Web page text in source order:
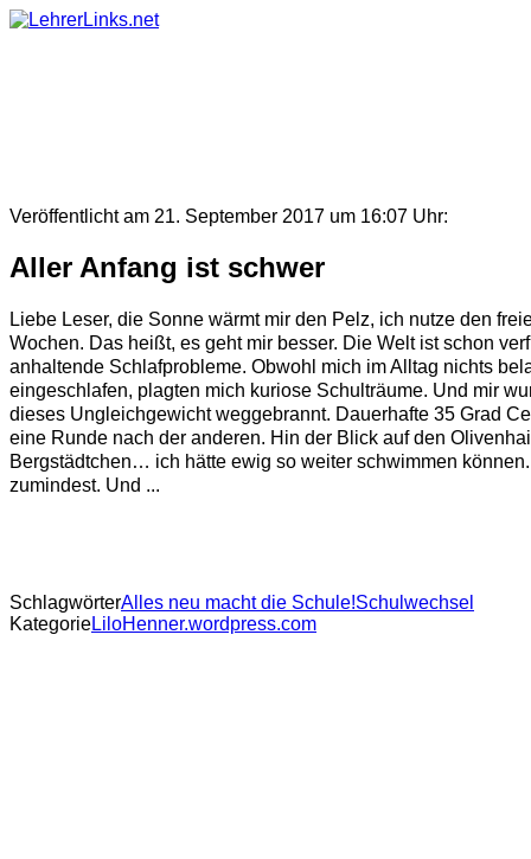
Skip
Veröffentlicht am 21. September 2017 um 16:07 Uhr:
Aller Anfang ist schwer
Liebe Leser, die Sonne wärmt mir den Pelz, ich nutze den
Wochen. Das heißt, es geht mir besser. Die Welt ist schon
anhaltende Schlafprobleme. Obwohl mich im Alltag nichts
eingeschlafen, plagten mich kuriose Schulträume. Und mir
dieses Ungleichgewicht weggebrannt. Dauerhafte 35 Grad
eine Runde nach der anderen. Hin der Blick auf den
Bergstädtchen… ich hätte ewig so weiter schwimmen
zumindest. Und ...
SchlagwörterAlles neu macht die Schule!Schulwechsel
KategorieLiloHenner.wordpress.com